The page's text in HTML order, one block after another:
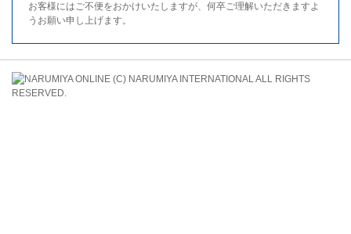
お客様にはご不便をおかけいたしますが、何卒ご理解いただきますよ
うお願い申し上げます。